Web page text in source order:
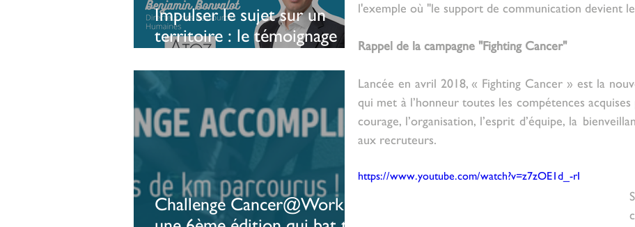
Impulser le sujet sur un
territoire : le témoignage
luxembourgeoise
Challenge Cancer@Work :
l'exemple où "le support de communication devient
Rappel de la campagne "Fighting Cancer"
Lancée en avril 2018, « Fighting Cancer » est la
qui met à l’honneur toutes les compétences
courage, l’organisation, l’esprit d’équipe, la
aux recruteurs.
https://www.youtube.com/watch?v=z7zOE1d_-rI